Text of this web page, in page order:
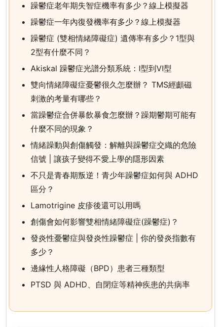
躁鬱症老年期失智症機率有多少？線上模擬器
躁鬱症一年內復發機率有多少？線上模擬器
躁鬱症 (雙相情緒障礙症) 遺傳率有多少？1型與
2型有什麼不同？
Akiskal 躁鬱症光譜分類系統：I型到VI型
雙向情緒障礙症憂鬱很久怎麼辦？ TMS經顱磁
刺激的考量有哪些？
當躁鬱症合併暴飲暴食怎麼辦？躁期鬱期可能有
什麼不同的現象？
情緒躁動與創傷觸發：解離與躁鬱症交織的危險
信號 | 讓孩子變得不愛上學的隱形因素
不只是青春期叛逆！青少年躁鬱症如何與 ADHD
區分？
Lamotrigine 皮疹後還可以用嗎
創傷會如何影響雙相情緒障礙症(躁鬱症)？
發炎性憂鬱症與發炎性躁鬱症 | 你的發炎指數有
多少？
邊緣性人格障礙（BPD）患者三種類型
PTSD 與 ADHD、自閉症等精神疾患的共病率